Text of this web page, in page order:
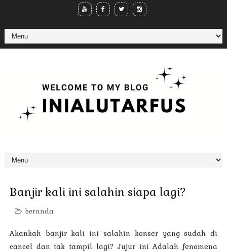
Banjir kali ini salahin siapa lagi?
beranda
Akankah banjir kali ini salahin konser yang sudah di
cancel dan tak tampil lagi? Jujur ini Adalah fenomena